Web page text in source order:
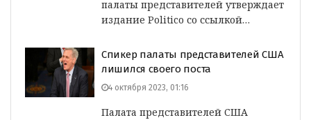
палаты представителей утверждает
издание Politico со ссылкой…
Спикер палаты представителей США
лишился своего поста
4 октября 2023, 01:16
Палата представителей США